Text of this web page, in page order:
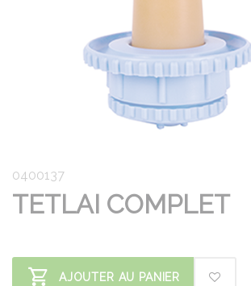
0400137
TETLAI COMPLET
AJOUTER AU PANIER